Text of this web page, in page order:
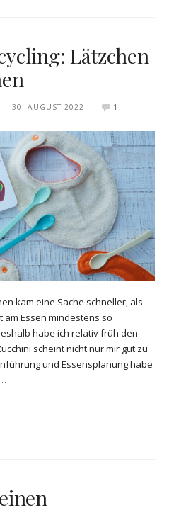
Lätzchen
30. AUGUST 2022 1
kam eine Sache schneller, als
am Essen mindestens so
habe ich relativ früh den
scheint nicht nur mir gut zu
und Essensplanung habe